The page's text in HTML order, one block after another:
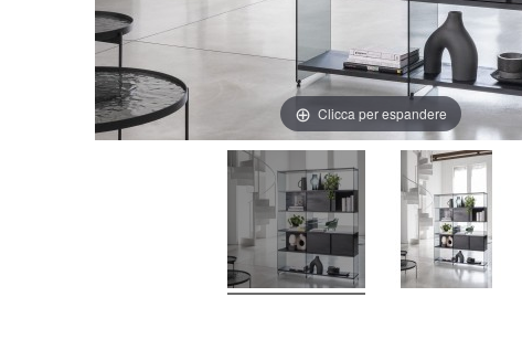
Clicca per espandere